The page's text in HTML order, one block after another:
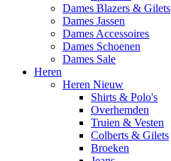
Dames Blazers & Gilets
Dames Jassen
Dames Accessoires
Dames Schoenen
Dames Sale
Heren
Heren Nieuw
Shirts & Polo's
Overhemden
Truien & Vesten
Colberts & Gilets
Broeken